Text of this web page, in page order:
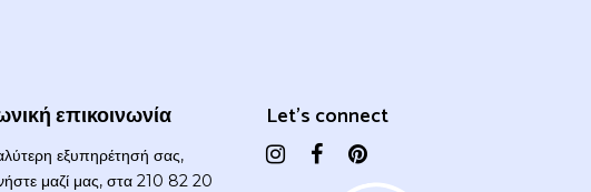
επικοινωνία
εξυπηρέτησή σας,
μαζί μας, στα 210 82 20
Let's connect